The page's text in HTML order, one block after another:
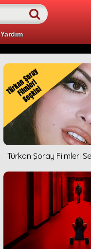
Yardım
Türkan Şoray Filmleri